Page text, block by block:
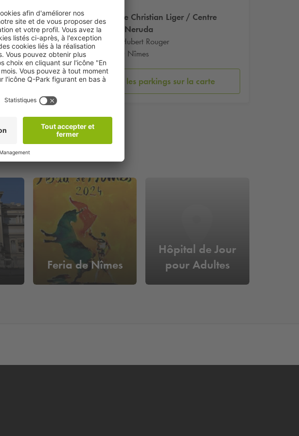
Theatre Christian Liger / Centre
Pablo Neruda
Place Hubert Rouger
30000 Nîmes
Voir les parkings sur la carte
Feria de Nîmes
Hôpital de Jour
pour Adultes